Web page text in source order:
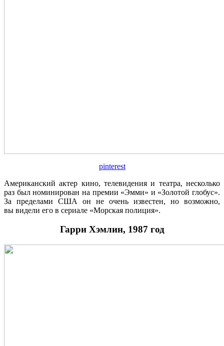
pinterest
Американский актер кино, телевидения и театра, несколько
раз был номинирован на премии «Эмми» и «Золотой глобус».
За пределами США он не очень известен, но возможно,
вы видели его в сериале «Морская полиция».
Гарри Хэмлин, 1987 год